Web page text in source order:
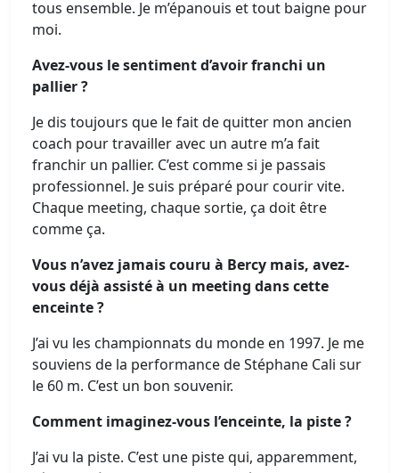
tous ensemble. Je m’épanouis et tout baigne pour
moi.
Avez-vous le sentiment d’avoir franchi un
pallier ?
Je dis toujours que le fait de quitter mon ancien
coach pour travailler avec un autre m’a fait
franchir un pallier. C’est comme si je passais
professionnel. Je suis préparé pour courir vite.
Chaque meeting, chaque sortie, ça doit être
comme ça.
Vous n’avez jamais couru à Bercy mais, avez-
vous déjà assisté à un meeting dans cette
enceinte ?
J’ai vu les championnats du monde en 1997. Je me
souviens de la performance de Stéphane Cali sur
le 60 m. C’est un bon souvenir.
Comment imaginez-vous l’enceinte, la piste ?
J’ai vu la piste. C’est une piste qui, apparemment,